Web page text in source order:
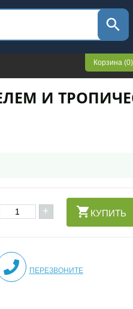
Корзина (0)
И
+ КУПИТЬ
ПЕРЕЗВОНИТЕ